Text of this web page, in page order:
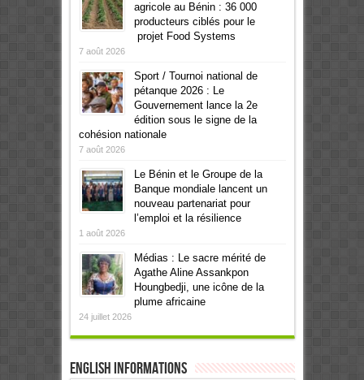
agricole au Bénin : 36 000
producteurs ciblés pour le
projet Food Systems
7 août 2026
Sport / Tournoi national de
pétanque 2026 : Le
Gouvernement lance la 2e
édition sous le signe de la
cohésion nationale
7 août 2026
Le Bénin et le Groupe de la
Banque mondiale lancent un
nouveau partenariat pour
l’emploi et la résilience
1 août 2026
Médias : Le sacre mérité de
Agathe Aline Assankpon
Houngbedji, une icône de la
plume africaine
24 juillet 2026
English informations